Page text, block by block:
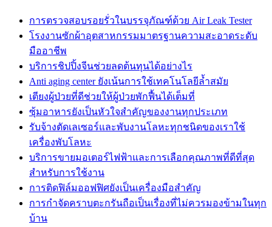
การตรวจสอบรอยรั่วในบรรจุภัณฑ์ด้วย Air Leak Tester
โรงงานซักผ้าอุตสาหกรรมมาตรฐานความสะอาดระดับ
มืออาชีพ
บริการชิปปิ้งจีนช่วยลดต้นทุนได้อย่างไร
Anti aging center ยังเน้นการใช้เทคโนโลยีล้ำสมัย
เตียงผู้ป่วยที่ดีช่วยให้ผู้ป่วยพักฟื้นได้เต็มที่
ซุ้มอาหารยังเป็นหัวใจสำคัญของงานทุกประเภท
รับจ้างตัดเลเซอร์และพับงานโลหะทุกชนิดของเราใช้
เครื่องพับโลหะ
บริการขายมอเตอร์ไฟฟ้าและการเลือกคุณภาพที่ดีที่สุด
สำหรับการใช้งาน
การติดฟิล์มออฟฟิศยังเป็นเครื่องมือสำคัญ
การกำจัดคราบตะกรันถือเป็นเรื่องที่ไม่ควรมองข้ามในทุก
บ้าน